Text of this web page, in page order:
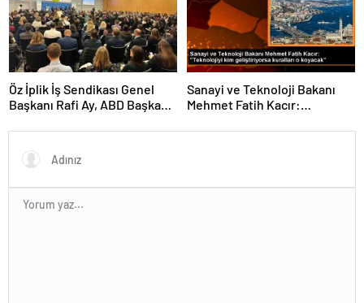
Öz İplik İş Sendikası Genel
Başkanı Rafi Ay, ABD Başkanı
ile görüştü
Sanayi ve Teknoloji Bakanı
Mehmet Fatih Kacır:
kuralları o koyacak”